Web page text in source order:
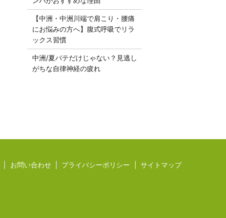
【中洲・中洲川端で肩こり・腰痛
にお悩みの方へ】腹式呼吸でリラ
ックス習慣
中洲/夏バテだけじゃない？見逃し
がちな自律神経の疲れ
お問い合わせ プライバシーポリシー サイトマップ